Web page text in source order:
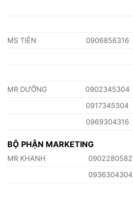
MS TIÊN
0906856316
MR DƯỠNG
0902345304
0917345304
0969304316
BỘ PHẬN MARKETING
MR KHANH 0902280582
0936304304